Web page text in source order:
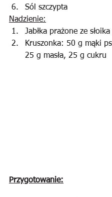
Sól szczypta
Nadzienie:
Jabłka prażone ze
Kruszonka: 50 g mąki
25 g masła, 25 g cukru
Przygotowanie: